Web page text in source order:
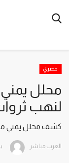
حصري
محلل
لنهب
كشف محلل يمني
العرب مباشر